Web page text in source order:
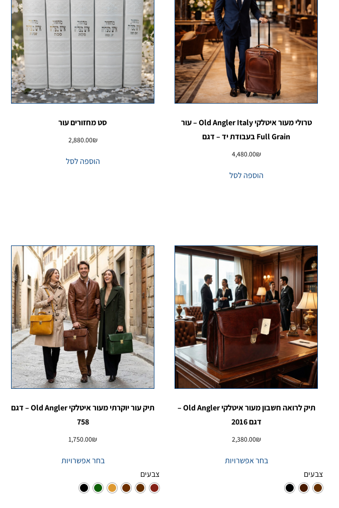
טרולי מעור איטלקי Old Angler Italy – עור
Full Grain בעבודת יד – דגם
4,480.00₪
הוספה לסל
סט מחזורים עור
2,880.00₪
הוספה לסל
תיק לרואה חשבון מעור איטלקי Old Angler –
דגם 2016
2,380.00₪
בחר אפשרויות
צבעים
תיק עור יוקרתי מעור איטלקי Old Angler – דגם
758
1,750.00₪
בחר אפשרויות
צבעים